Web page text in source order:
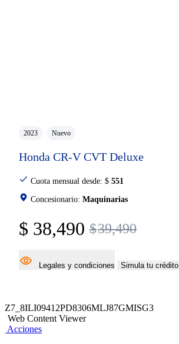
2023 Nuevo
Honda CR-V CVT Deluxe
Cuota mensual desde: $ 551
Concesionario: Maquinarias
$ 38,490 $39,490
Legales y condiciones Simula tu crédito
Z7_8ILI09412PD8306MLJ87GMISG3
Web Content Viewer
Acciones